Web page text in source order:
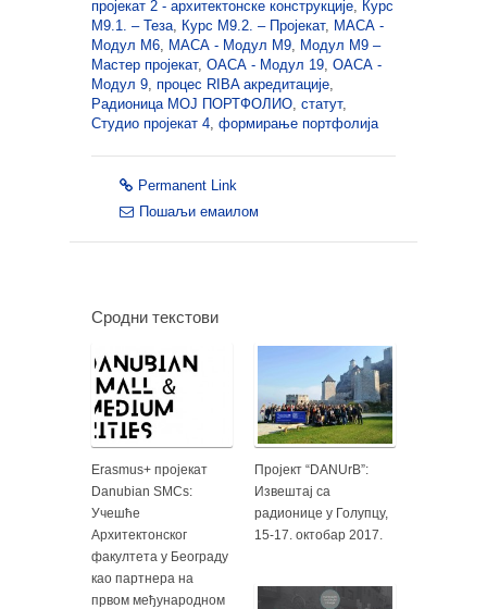
пројекат 2 - архитектонске конструкције, Курс
М9.1. – Теза, Курс М9.2. – Пројекат, МАСА -
Модул М6, МАСА - Модул М9, Модул М9 –
Мастер пројекат, ОАСА - Модул 19, ОАСА -
Модул 9, процес RIBA акредитације,
Радионица МОЈ ПОРТФОЛИО, статут,
Студио пројекат 4, формирање портфолија
Permanent Link
Пошаљи емаилом
Сродни текстови
Erasmus+ пројекат
Danubian SMCs:
Учешће
Архитектонског
факултета у Београду
као партнера на
првом међународном
Пројект “DANUrB”:
Извештај са
радионице у Голупцу,
15-17. октобар 2017.